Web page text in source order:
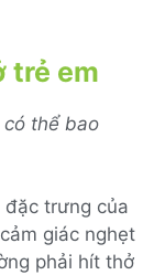
trẻ em
có thể bao
trưng của
giác nghẹt
phải hít thở